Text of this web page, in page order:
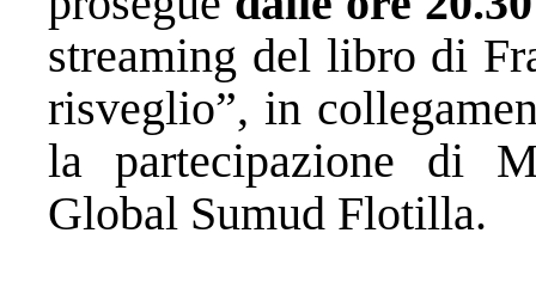
streaming del libro di
risveglio”, in
la partecipazione di
Global Sumud Flotilla.